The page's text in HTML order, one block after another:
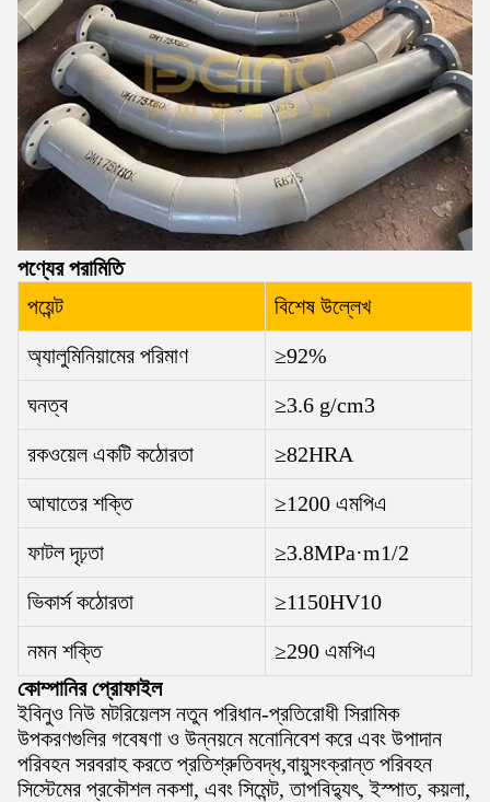
পণ্যের পরামিতি
পয়েন্ট
বিশেষ উল্লেখ
অ্যালুমিনিয়ামের পরিমাণ ≥92%
ঘনত্ব ≥3.6 g/cm3
রকওয়েল একটি কঠোরতা ≥82HRA
আঘাতের শক্তি ≥1200 এমপিএ
ফাটল দৃঢ়তা ≥3.8MPa·m1/2
ভিকার্স কঠোরতা ≥1150HV10
নমন শক্তি
≥290 এমপিএ
কোম্পানির প্রোফাইল
ইবিনুও নিউ মটরিয়েলস নতুন পরিধান-প্রতিরোধী সিরামিক
উপকরণগুলির গবেষণা ও উন্নয়নে মনোনিবেশ করে এবং উপাদান
পরিবহন সরবরাহ করতে প্রতিশ্রুতিবদ্ধ,বায়ুসংক্রান্ত পরিবহন
সিস্টেমের প্রকৌশল নকশা, এবং সিমেন্ট, তাপবিদ্যুৎ, ইস্পাত, কয়লা,